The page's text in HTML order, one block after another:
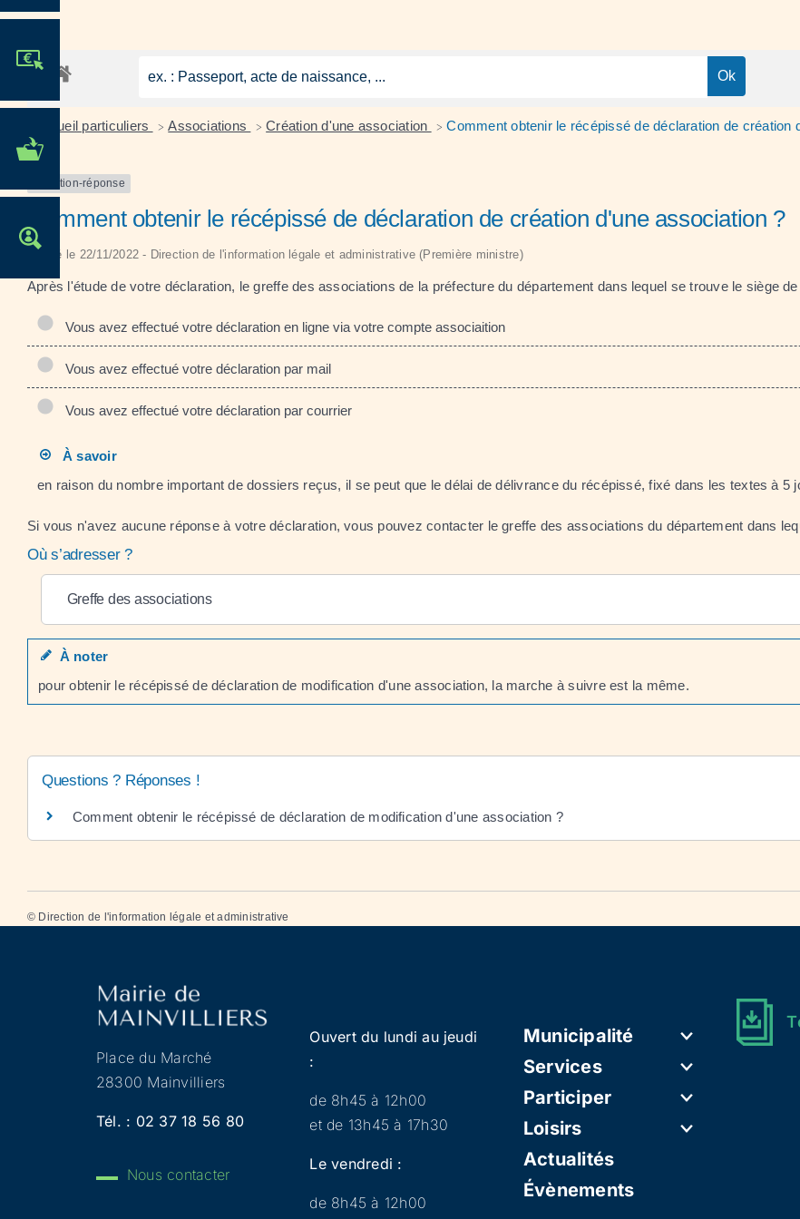
MES DÉMARCHES
Accueil particuliers > Associations > Création d'une association > Comment obtenir le récépissé de déclaration de création
Question-réponse
Comment obtenir le récépissé de déclaration de création d'une association ?
Vérifié le 22/11/2022 - Direction de l'information légale et administrative (Première ministre)
Après l'étude de votre déclaration, le greffe des associations de la préfecture du département dans lequel se trouve le siège
Vous avez effectué votre déclaration en ligne via votre compte associaition
Vous avez effectué votre déclaration par mail
Vous avez effectué votre déclaration par courrier
À savoir
en raison du nombre important de dossiers reçus, il se peut que le délai de délivrance du récépissé, fixé dans les textes à 5
Si vous n'avez aucune réponse à votre déclaration, vous pouvez contacter le greffe des associations du département dans
Où s’adresser ?
Greffe des associations
À noter
pour obtenir le récépissé de déclaration de modification d'une association, la marche à suivre est la même.
Questions ? Réponses !
Comment obtenir le récépissé de déclaration de modification d'une association ?
© Direction de l'information légale et administrative
Place du Marché
28300 Mainvilliers
Tél. : 02 37 18 56 80
Nous contacter
Ouvert du lundi au jeudi
:
de 8h45 à 12h00
et de 13h45 à 17h30
Le vendredi :
de 8h45 à 12h00
Municipalité
Services
Participer
Loisirs
Actualités
Évènements